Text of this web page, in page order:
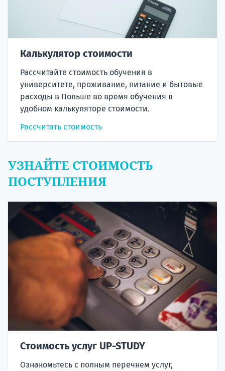
Калькулятор стоимости
Рассчитайте стоимость обучения в
университете, проживание, питание и бытовые
расходы в Польше во время обучения в
удобном калькуляторе стоимости.
Рассчитать стоимость
УЗНАЙТЕ СТОИМОСТЬ
ПОСТУПЛЕНИЯ
Стоимость услуг UP-STUDY
Ознакомьтесь с полным перечнем услуг,